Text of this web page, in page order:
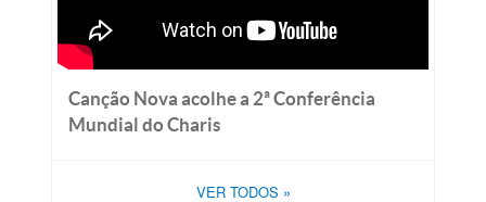
Canção Nova acolhe a 2ª Conferência
Mundial do Charis
VER TODOS »